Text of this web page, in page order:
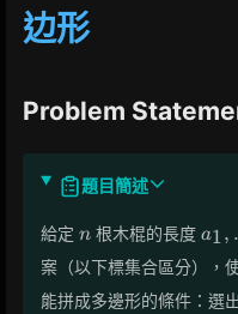
边形
Problem
題目簡述
給定 n
n 根木棍的長度 a_1,
a_n
a1,
案（以下標集合區分），
能拼成多邊形的條件：選